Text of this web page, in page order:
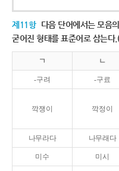
제11항 다음 단어에서는 모음
굳어진 형태를 표준어로 삼는다
ㄱ ㄴ
-구려 -구료
깍쟁이 깍정이
나무라다 나무래다
미수 미시